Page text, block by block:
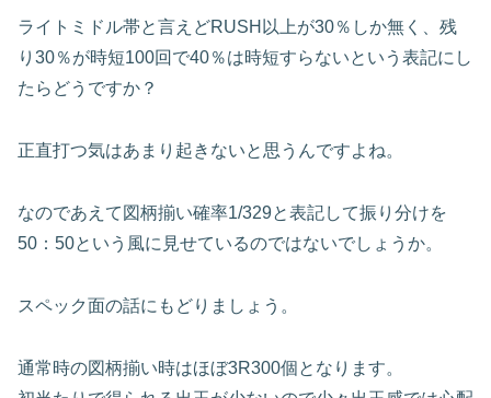
ライトミドル帯と言えどRUSH以上が30％しか無く、残
り30％が時短100回で40％は時短すらないという表記にし
たらどうですか？
正直打つ気はあまり起きないと思うんですよね。
なのであえて図柄揃い確率1/329と表記して振り分けを
50：50という風に見せているのではないでしょうか。
スペック面の話にもどりましょう。
通常時の図柄揃い時はほぼ3R300個となります。